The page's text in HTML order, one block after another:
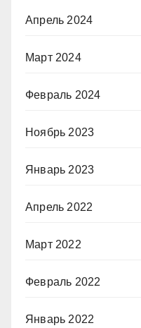
Апрель 2024
Март 2024
Февраль 2024
Ноябрь 2023
Январь 2023
Апрель 2022
Март 2022
Февраль 2022
Январь 2022